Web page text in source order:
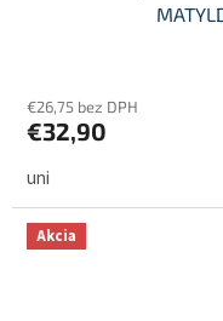
€26,75 bez DPH
€32,90
uni
Akcia